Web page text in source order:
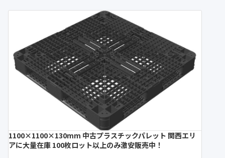
1100×1100×130mm 中古プラスチックパレット 関西エリ
アに大量在庫 100枚ロット以上のみ激安販売中！